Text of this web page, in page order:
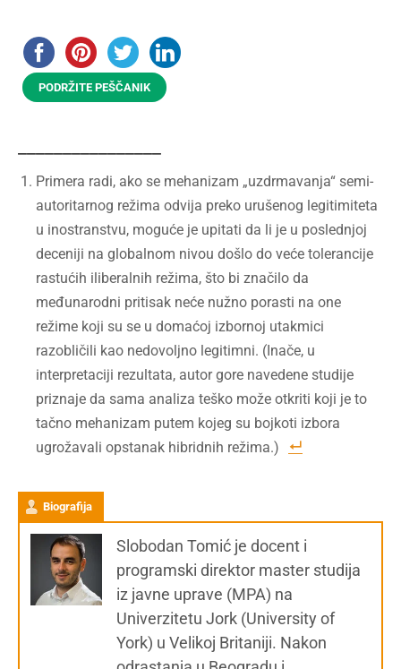
PODRŽITE PEŠČANIK
Primera radi, ako se mehanizam „uzdrmavanja“ semi-
autoritarnog režima odvija preko urušenog legitimiteta
u inostranstvu, moguće je upitati da li je u poslednjoj
deceniji na globalnom nivou došlo do veće tolerancije
rastućih iliberalnih režima, što bi značilo da
međunarodni pritisak neće nužno porasti na one
režime koji su se u domaćoj izbornoj utakmici
razobličili kao nedovoljno legitimni. (Inače, u
interpretaciji rezultata, autor gore navedene studije
priznaje da sama analiza teško može otkriti koji je to
tačno mehanizam putem kojeg su bojkoti izbora
ugrožavali opstanak hibridnih režima.)
Biografija
Slobodan Tomić je docent i
programski direktor master studija
iz javne uprave (MPA) na
Univerzitetu Jork (University of
York) u Velikoj Britaniji. Nakon